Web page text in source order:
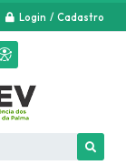
Login / Cadastro